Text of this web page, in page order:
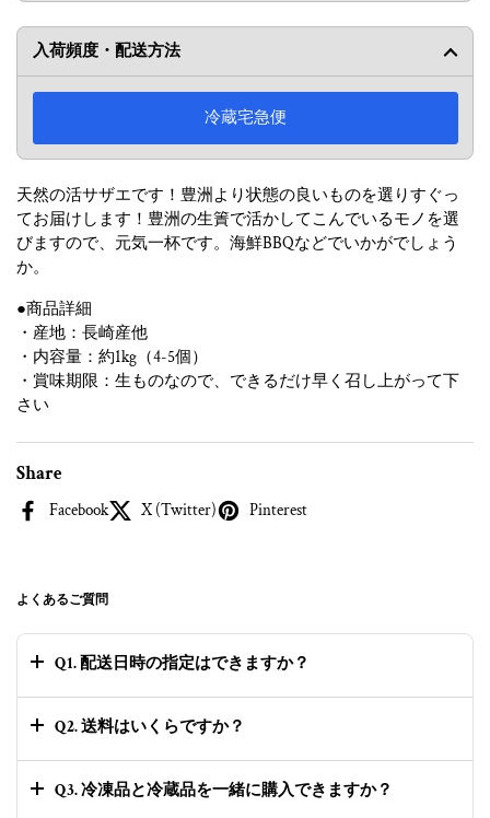
入荷頻度・配送方法
冷蔵宅急便
天然の活サザエです！豊洲より状態の良いものを選りすぐっ
てお届けします！豊洲の生簀で活かしてこんでいるモノを選
びますので、元気一杯です。海鮮BBQなどでいかがでしょう
か。
●商品詳細
・産地：長崎産他
・内容量：約1kg（4-5個）
・賞味期限：生ものなので、できるだけ早く召し上がって下
さい
Share
Facebook X (Twitter) Pinterest
よくあるご質問
Q1. 配送日時の指定はできますか？
Q2. 送料はいくらですか？
Q3. 冷凍品と冷蔵品を一緒に購入できますか？